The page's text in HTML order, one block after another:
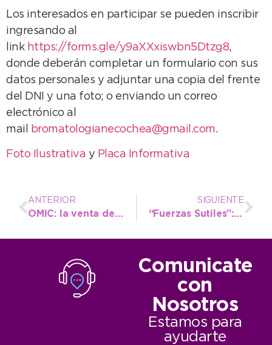
Los interesados en participar se pueden inscribir
ingresando al
link https://forms.gle/y9aXXxiswbn5Dtzg8,
donde deberán completar un formulario con sus
datos personales y adjuntar una copia del frente
del DNI y una foto; o enviando un correo
electrónico al
mail
bromatologianecochea@gmail.com.
Foto Ilustrativa y Placa Informativa
ANTERIOR
OMIC: la venta de autos, motos y planes ahorro del rubro encabezan las consultas de diciembre y enero
SIGUIENTE
“Fuerzas Sutiles”: La Escuela de Arte recibe un Seminario de Improvisación
Comunicate
con
Nosotros
Estamos para
ayudarte